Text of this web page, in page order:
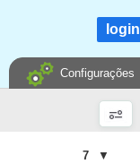
login
Configurações
7
▼